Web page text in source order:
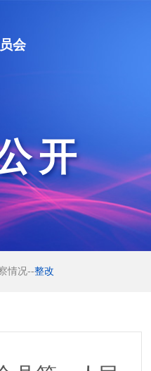
会
开
情况--整改